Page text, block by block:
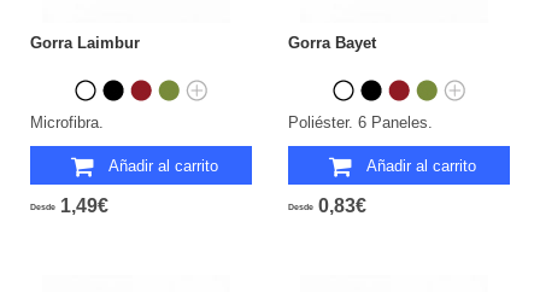
Gorra Laimbur
Microfibra.
Añadir al carrito
Desde 1,49€
Gorra Bayet
Poliéster. 6 Paneles.
Añadir al carrito
Desde 0,83€